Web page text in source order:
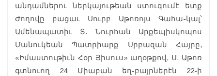
անդամներու ներկայութեան ստուգումէ ետք
Ժողովը բացաւ Սուրբ Աթոռոյս Գահա-կալ՝
Ամենապատիւ Տ. Նուրհան Արքեպիսկոպոս
Մանուկեան Պատրիարք Սրբազան Հայրը,
«Իմաստութիւն Հօր Յիսուս» աղօթքով, Ս. Աթոռ
գտնուող 24 Միաբան եղ-բայրներէն 22-ի